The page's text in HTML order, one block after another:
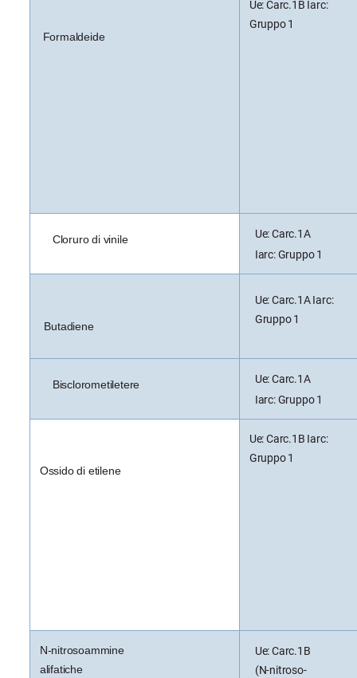
Formaldeide
Ue: Carc.1B Iarc:
Gruppo 1
Cloruro di vinile
Ue: Carc.1A
Iarc: Gruppo 1
Butadiene
Ue: Carc.1A Iarc:
Gruppo 1
Bisclorometiletere
Ue: Carc.1A
Iarc: Gruppo 1
Ossido di etilene
Ue: Carc.1B Iarc:
Gruppo 1
N-nitrosoammine
alifatiche
Ue: Carc.1B
(N-nitroso-